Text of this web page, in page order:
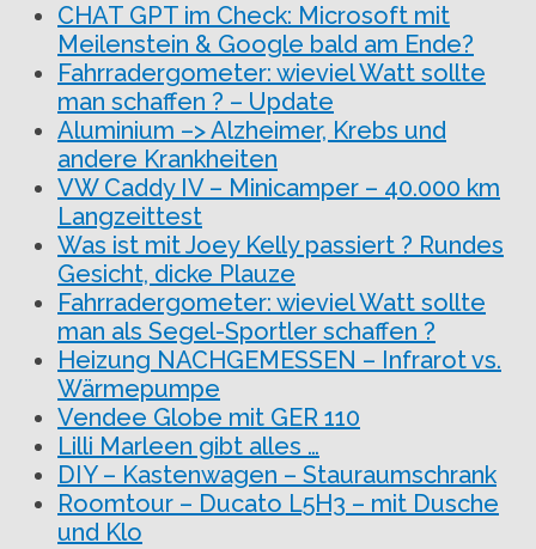
CHAT GPT im Check: Microsoft mit
Meilenstein & Google bald am Ende?
Fahrradergometer: wieviel Watt sollte
man schaffen ? – Update
Aluminium –> Alzheimer, Krebs und
andere Krankheiten
VW Caddy IV – Minicamper – 40.000 km
Langzeittest
Was ist mit Joey Kelly passiert ? Rundes
Gesicht, dicke Plauze
Fahrradergometer: wieviel Watt sollte
man als Segel-Sportler schaffen ?
Heizung NACHGEMESSEN – Infrarot vs.
Wärmepumpe
Vendee Globe mit GER 110
Lilli Marleen gibt alles …
DIY – Kastenwagen – Stauraumschrank
Roomtour – Ducato L5H3 – mit Dusche
und Klo